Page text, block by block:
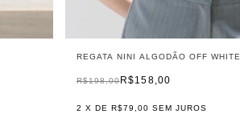
REGATA NINI ALGODÃO OFF WHITE
R$158,00
R$198,00
2 X DE R$79,00 SEM JUROS